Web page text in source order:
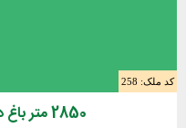
کد ملک: 258
2850 متر باغ در زیبادشت صفادشت